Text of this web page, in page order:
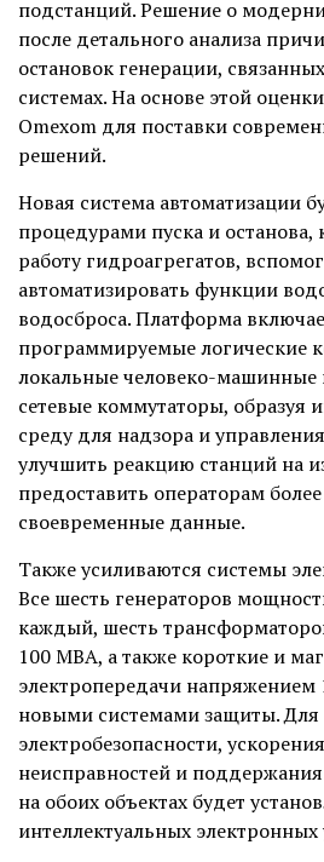
подстанций. Решение о
после детального анализа
остановок генерации,
системах. На основе этой
Omexom для поставки
решений.
Новая система автоматизации
процедурами пуска и останова,
работу гидроагрегатов,
автоматизировать функции
водосброса. Платформа
программируемые логические
локальные человеко-
сетевые коммутаторы, образуя
среду для надзора и
улучшить реакцию станций на
предоставить операторам
своевременные данные.
Также усиливаются системы
Все шесть генераторов
каждый, шесть
100 МВА, а также короткие и
электропередачи напряжением
новыми системами защиты.
электробезопасности,
неисправностей и
на обоих объектах будет
интеллектуальных электронных